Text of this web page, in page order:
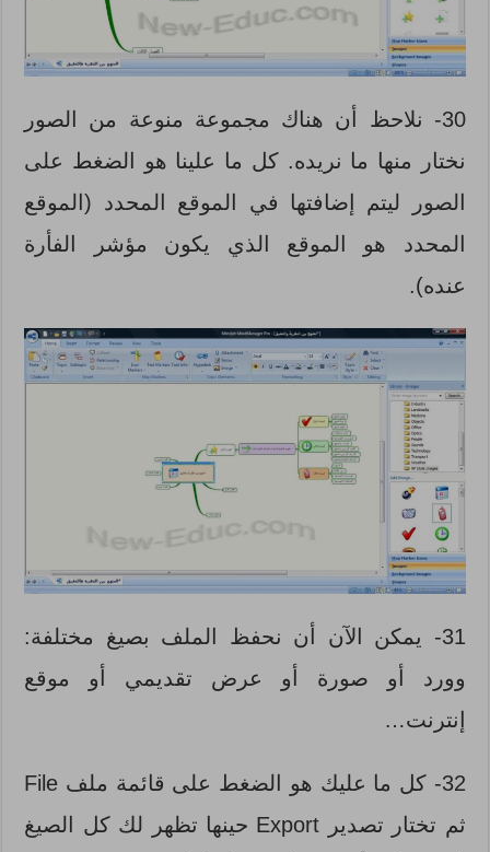
30-
نلاحظ أن هناك مجموعة منوعة من الصور
نختار منها ما نريده. كل ما علينا هو الضغط على
الصور ليتم إضافتها في الموقع المحدد (الموقع
المحدد هو الموقع الذي يكون مؤشر الفأرة
عنده).
31- يمكن الآن أن نحفظ الملف بصيغ مختلفة:
وورد أو صورة أو عرض تقديمي أو موقع
إنترنت…
32- كل ما عليك هو الضغط على قائمة ملف File
ثم تختار تصدير Export حينها تظهر لك كل الصيغ